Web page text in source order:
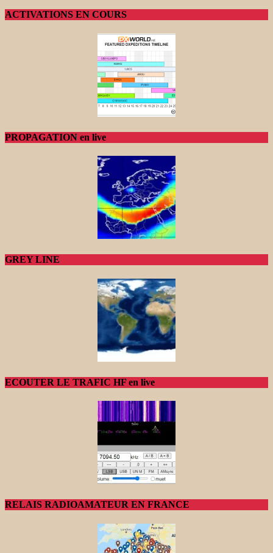
ACTIVATIONS EN COURS
PROPAGATION en live
GREY LINE
ECOUTER LE TRAFIC HF en live
RELAIS RADIOAMATEUR EN FRANCE